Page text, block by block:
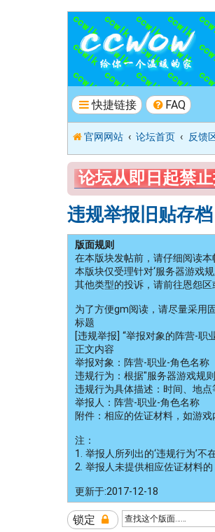
快捷链接 FAQ
官网网站 论坛首页 反馈
论坛从即日起禁
违规举报旧贴存档
版面规则
在本版块发帖前，请仔细阅读本
本版块仅受理针对‘服务器游戏
其他类型的投诉，请前往恩怨区
为了方便gm阅读，请尽量采用
标题
[违规举报] “举报对象的阵营-职
正文内容
举报对象：阵营-职业-角色名称
违规行为：根据"服务器游戏规
违规行为具体描述：时间、地点
举报人：阵营-职业-角色名称
附件：相应的佐证材料，如游
注：
1. 举报人所列出的‘违规行为’不
2. 举报人未提供相应佐证材料的
更新于:2017-12-18
锁定